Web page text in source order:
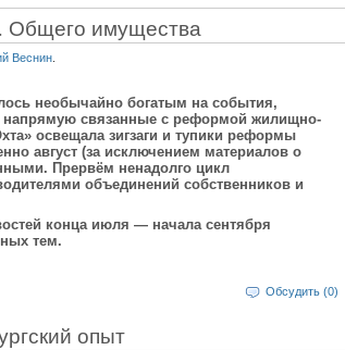
Общего имущества
Веснин
необычайно богатым на события,
напрямую связанные с реформой жилищно-
освещала зигзаги и тупики реформы
август (за исключением материалов о
Прервём ненадолго цикл
объединений собственников и
конца июля — начала сентября
тем.
Обсудить (0)
опыт